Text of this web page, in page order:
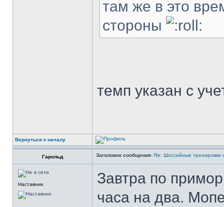
там же в это
стороны
темп указан с
Вернуться к началу
Гарольд Заголовок сообщения: Re: Шоссейные тренировки
Наставник
Завтра по
часа на два.